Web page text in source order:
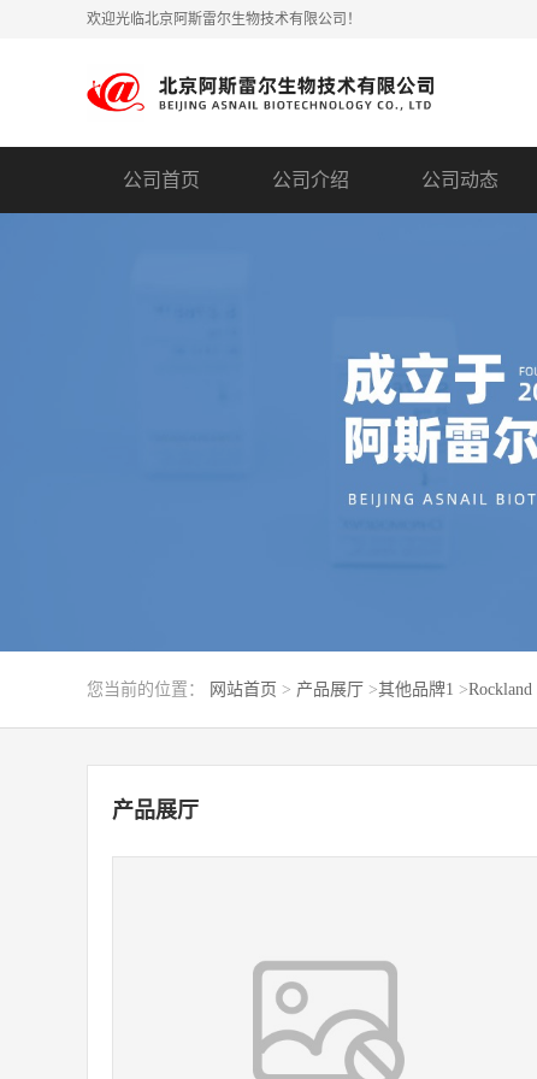
欢迎光临北京阿斯雷尔生物技术有限公司！
公司首页 公司介绍 公司动态
您当前的位置： 网站首页 > 产品展厅 >其他品牌1 >Rockland
产品展厅